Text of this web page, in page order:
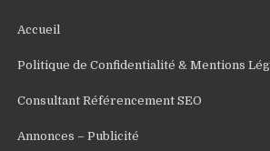
Accueil
Politique de Confidentialité & Mentions
Consultant Référencement SEO
Annonces – Publicité